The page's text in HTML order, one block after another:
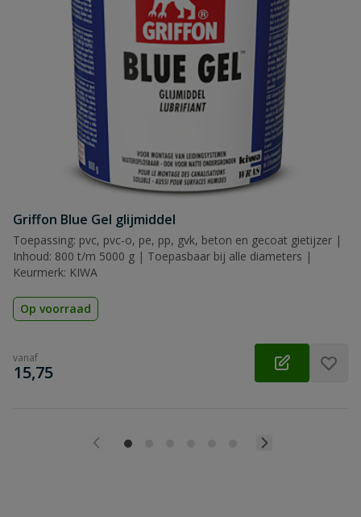
Griffon Blue Gel glijmiddel
Toepassing: pvc, pvc-o, pe, pp, gvk, beton en gecoat gietijzer |
Inhoud: 800 t/m 5000 g | Toepasbaar bij alle diameters |
Keurmerk: KIWA
Op voorraad
vanaf
€
15,75